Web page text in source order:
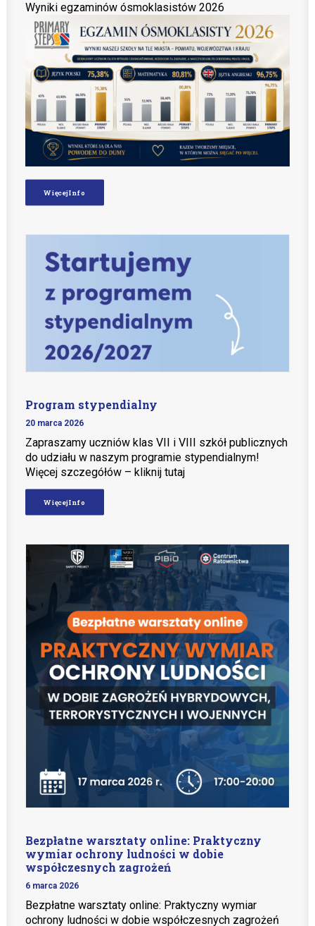
Wyniki egzaminów ósmoklasistów 2026
Więcej Info
Program stypendialny
20 marca 2026
Zapraszamy uczniów klas VII i VIII szkół publicznych
do udziału w naszym programie stypendialnym!
Więcej szczegółów – kliknij tutaj
Więcej Info
Bezpłatne warsztaty online: Praktyczny
wymiar ochrony ludności w dobie
współczesnych zagrożeń
6 marca 2026
Bezpłatne warsztaty online: Praktyczny wymiar
ochrony ludności w dobie współczesnych zagrożeń